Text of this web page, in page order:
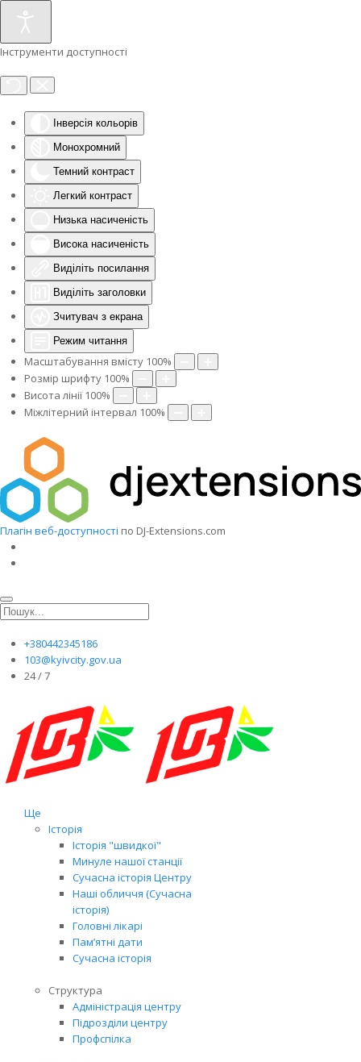
Інструменти доступності
Інверсія кольорів
Монохромний
Темний контраст
Легкий контраст
Низька насиченість
Висока насиченість
Виділіть посилання
Виділіть заголовки
Зчитувач з екрана
Режим читання
Масштабування вмісту 100%
Розмір шрифту 100%
Висота лінії 100%
Міжлітерний інтервал 100%
Плагін веб-доступності по DJ-Extensions.com
+380442345186
103@kyivcity.gov.ua
24 / 7
Ще
Історія
Історія "швидкої"
Минуле нашої станції
Сучасна історія Центру
Наші обличчя (Сучасна
історія)
Головні лікарі
Пам’ятні дати
Сучасна історія
Структура
Адміністрація центру
Підрозділи центру
Профспілка